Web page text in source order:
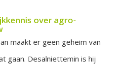
over agro-
maakt er geen geheim van
gaan. Desalniettemin is hij